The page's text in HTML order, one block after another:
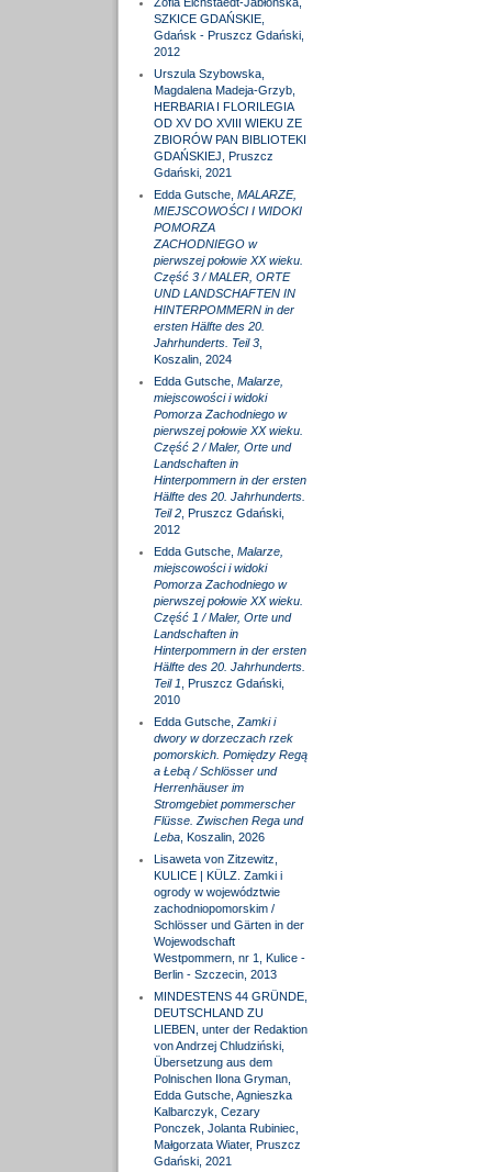
SZKICE GDAŃSKIE,
Gdańsk - Pruszcz Gdański,
2012
Urszula Szybowska,
Magdalena Madeja-Grzyb,
HERBARIA I FLORILEGIA
OD XV DO XVIII WIEKU ZE
ZBIORÓW PAN BIBLIOTEKI
GDAŃSKIEJ, Pruszcz
Gdański, 2021
Edda Gutsche, MALARZE,
MIEJSCOWOŚCI I WIDOKI
POMORZA
ZACHODNIEGO w
pierwszej połowie XX wieku.
Część 3 / MALER, ORTE
UND LANDSCHAFTEN IN
HINTERPOMMERN in der
ersten Hälfte des 20.
Jahrhunderts. Teil 3,
Koszalin, 2024
Edda Gutsche, Malarze,
miejscowości i widoki
Pomorza Zachodniego w
pierwszej połowie XX wieku.
Część 2 / Maler, Orte und
Landschaften in
Hinterpommern in der ersten
Hälfte des 20. Jahrhunderts.
Teil 2, Pruszcz Gdański,
2012
Edda Gutsche, Malarze,
miejscowości i widoki
Pomorza Zachodniego w
pierwszej połowie XX wieku.
Część 1 / Maler, Orte und
Landschaften in
Hinterpommern in der ersten
Hälfte des 20. Jahrhunderts.
Teil 1 , Pruszcz Gdański,
2010
Edda Gutsche, Zamki i
dwory w dorzeczach rzek
pomorskich. Pomiędzy Regą
a Łebą / Schlösser und
Herrenhäuser im
Stromgebiet pommerscher
Flüsse. Zwischen Rega und
Leba, Koszalin, 2026
Lisaweta von Zitzewitz,
KULICE | KÜLZ. Zamki i
ogrody w województwie
zachodniopomorskim /
Schlösser und Gärten in der
Wojewodschaft
Westpommern, nr 1, Kulice -
Berlin - Szczecin, 2013
MINDESTENS 44 GRÜNDE,
DEUTSCHLAND ZU
LIEBEN, unter der Redaktion
von Andrzej Chludziński,
Übersetzung aus dem
Polnischen Ilona Gryman,
Edda Gutsche, Agnieszka
Kalbarczyk, Cezary
Ponczek, Jolanta Rubiniec,
Małgorzata Wiater, Pruszcz
Gdański, 2021